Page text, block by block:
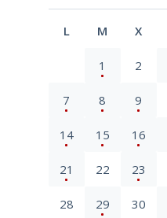
L M X
1 2
7 8 9
14 15 16
21 22 23
28 29 30